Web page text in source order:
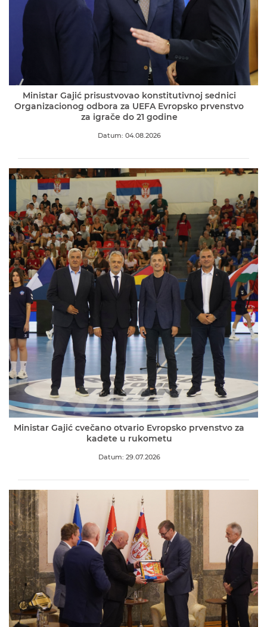
Ministar Gajić prisustvovao konstitutivnoj sednici
Organizacionog odbora za UEFA Evropsko prvenstvo
za igrače do 21 godine
Datum: 04.08.2026
Ministar Gajić cvečano otvario Evropsko prvenstvo za
kadete u rukometu
Datum: 29.07.2026